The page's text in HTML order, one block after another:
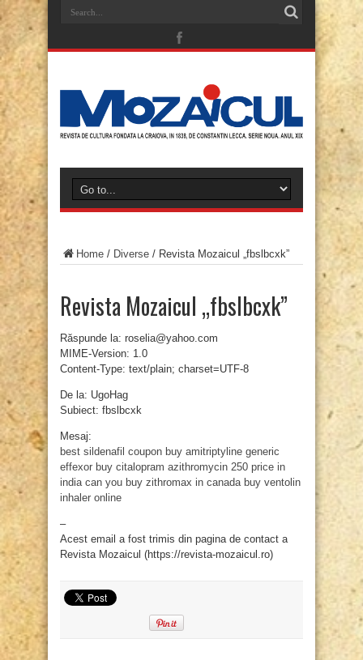
Home / Diverse / Revista Mozaicul „fbslbcxk”
Revista Mozaicul „fbslbcxk”
Răspunde la: roselia@yahoo.com
MIME-Version: 1.0
Content-Type: text/plain; charset=UTF-8
De la: UgoHag
Subiect: fbslbcxk
Mesaj:
best sildenafil coupon buy amitriptyline generic
effexor buy citalopram azithromycin 250 price in
india can you buy zithromax in canada buy ventolin
inhaler online
–
Acest email a fost trimis din pagina de contact a
Revista Mozaicul (https://revista-mozaicul.ro)